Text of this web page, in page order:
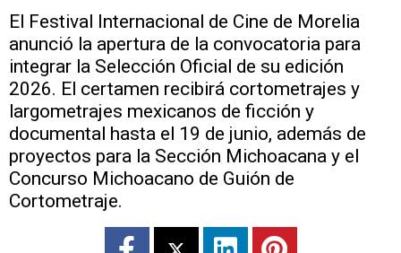
El Festival Internacional de Cine de Morelia
anunció la apertura de la convocatoria para
integrar la Selección Oficial de su edición
2026. El certamen recibirá cortometrajes y
largometrajes mexicanos de ficción y
documental hasta el 19 de junio, además de
proyectos para la Sección Michoacana y el
Concurso Michoacano de Guión de
Cortometraje.